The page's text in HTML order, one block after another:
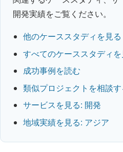
開発実績をご覧ください。
他のケーススタディを見る
すべてのケーススタディを
成功事例を読む
類似プロジェクトを相談す
サービスを見る: 開発
地域実績を見る: アジア